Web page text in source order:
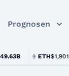
Prognosen
ETH$1,901.82